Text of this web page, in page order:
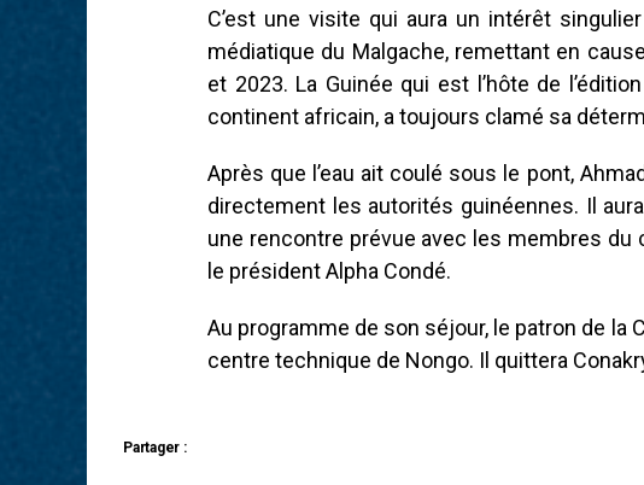
C’est une visite qui aura un intérêt
médiatique du Malgache, remettant en
et 2023. La Guinée qui est l’hôte de
continent africain, a toujours clamé sa
Après que l’eau ait coulé sous le pont,
directement les autorités guinéennes. Il
une rencontre prévue avec les membres
le président Alpha Condé.
Au programme de son séjour, le patron de la
centre technique de Nongo. Il quittera
Partager :